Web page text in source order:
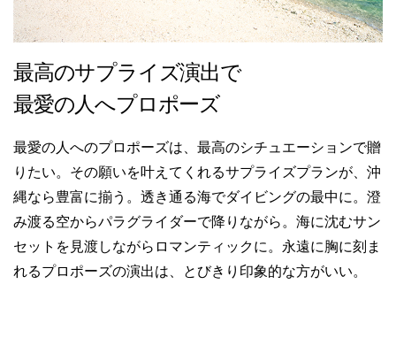
最高のサプライズ演出で
最愛の人へプロポーズ
最愛の人へのプロポーズは、最高のシチュエーションで贈
りたい。その願いを叶えてくれるサプライズプランが、沖
縄なら豊富に揃う。透き通る海でダイビングの最中に。澄
み渡る空からパラグライダーで降りながら。海に沈むサン
セットを見渡しながらロマンティックに。永遠に胸に刻ま
れるプロポーズの演出は、とびきり印象的な方がいい。